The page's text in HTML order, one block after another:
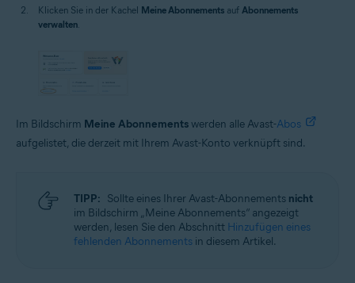
Klicken Sie in der Kachel Meine Abonnements auf Abonnements
verwalten.
Im Bildschirm Meine Abonnementswerden alle Avast-Abos
aufgelistet, die derzeit mit Ihrem Avast-Konto verknüpft sind.
TIPP: Sollte eines Ihrer Avast-Abonnements nicht
im Bildschirm „Meine Abonnements“ angezeigt
werden, lesen Sie den Abschnitt Hinzufügen eines
fehlenden Abonnements in diesem Artikel.